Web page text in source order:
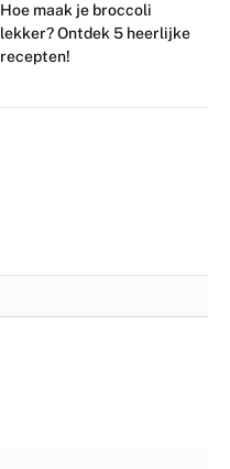
Hoe maak je broccoli
lekker? Ontdek 5 heerlijke
recepten!